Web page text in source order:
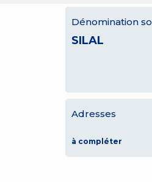
Dénomination
SILAL
Adresses
à compléter